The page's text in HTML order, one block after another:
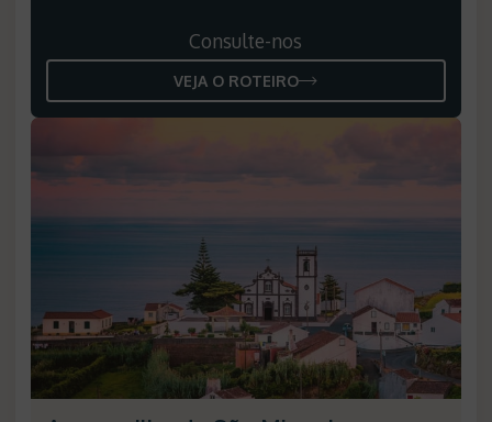
Consulte-nos
VEJA O ROTEIRO